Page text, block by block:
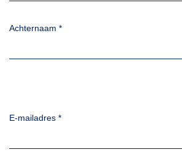
Achternaam *
E-mailadres *